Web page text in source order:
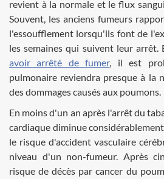
revient à la normale et le flux
Souvent, les anciens fumeurs
l'essoufflement lorsqu'ils font de
les semaines qui suivent leur arrêt.
avoir arrêté de fumer, il est
pulmonaire reviendra presque à la
des dommages causés aux poumons.
En moins d'un an après l'arrêt du
cardiaque diminue
le risque d'accident vasculaire
niveau d'un non-fumeur. Après
risque de décès par cancer du